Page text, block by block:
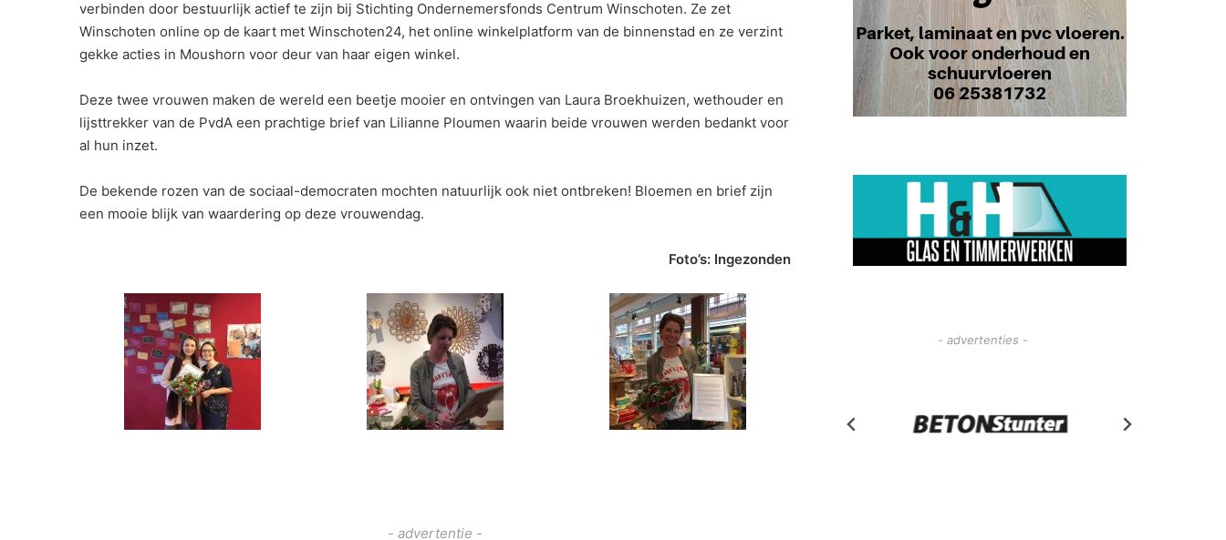
verbinden door bestuurlijk actief te zijn bij Stichting Ondernemersfonds Centrum Winschoten. Ze zet
Winschoten online op de kaart met Winschoten24, het online winkelplatform van de binnenstad en ze verzint
gekke acties in Moushorn voor deur van haar eigen winkel.
Deze twee vrouwen maken de wereld een beetje mooier en ontvingen van Laura Broekhuizen, wethouder en
lijsttrekker van de PvdA een prachtige brief van Lilianne Ploumen waarin beide vrouwen werden bedankt voor
al hun inzet.
De bekende rozen van de sociaal-democraten mochten natuurlijk ook niet ontbreken! Bloemen en brief zijn
een mooie blijk van waardering op deze vrouwendag.
Foto’s: Ingezonden
- advertentie -
- advertenties -